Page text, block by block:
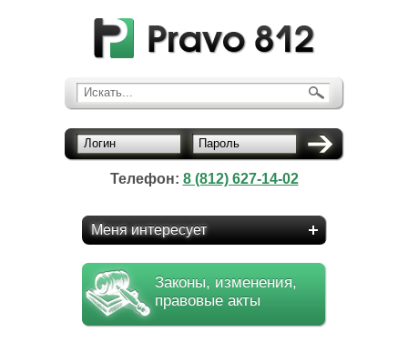
Искать...
Логин Пароль
Телефон: 8 (812) 627-14-02
Меня интересует
Законы, изменения,
правовые акты